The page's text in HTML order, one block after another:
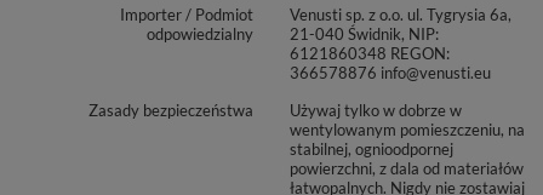
Importer / Podmiot
odpowiedzialny
Venusti sp. z o.o. ul. Tygrysia 6a,
21-040 Świdnik, NIP:
6121860348 REGON:
366578876 info@venusti.eu
Zasady bezpieczeństwa
Używaj tylko w dobrze w
wentylowanym pomieszczeniu, na
stabilnej, ognioodpornej
powierzchni, z dala od materiałów
łatwopalnych. Nigdy nie zostawiaj